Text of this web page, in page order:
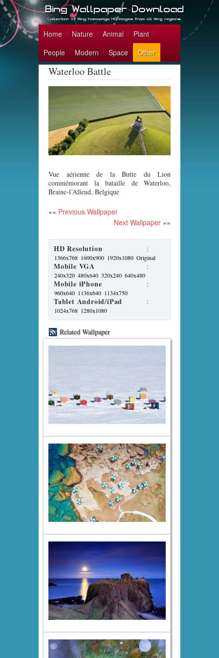
Home Nature Animal
Plant
People
Modern Space Other
Waterloo Battle
Vue aérienne de la Butte du Lion
commémorant la bataille de Waterloo,
Braine-l’Alleud, Belgique
«« Previous Wallpaper
Next Wallpaper »»
HD Resolution :
1366x768 1600x900 1920x1080 Original
Mobile VGA :
240x320 480x640 320x240 640x480
Mobile iPhone :
960x640 1136x640 1134x750
Tablet Android/iPad :
1024x768 1280x1080
Related Wallpaper